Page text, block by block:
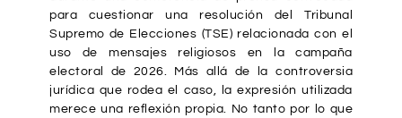
para cuestionar una resolución del Tribunal
Supremo de Elecciones (TSE) relacionada con el
uso de mensajes religiosos en la campaña
electoral de 2026. Más allá de la controversia
jurídica que rodea el caso, la expresión utilizada
merece una reflexión propia. No tanto por lo que